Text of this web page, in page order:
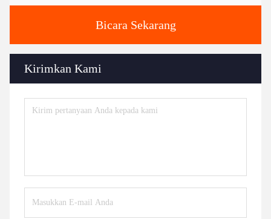
Bicara Sekarang
Kirimkan Kami